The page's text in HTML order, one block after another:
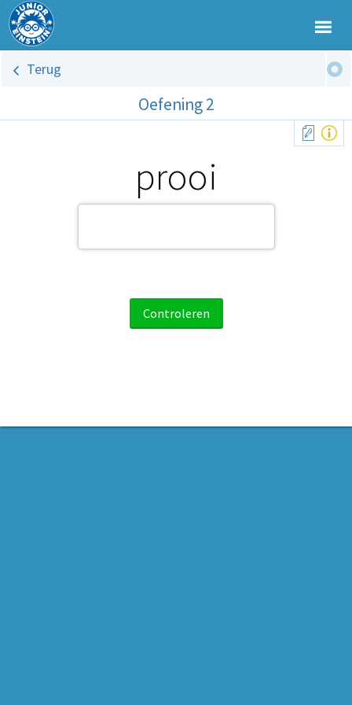
Terug
Oefening 2
prooi